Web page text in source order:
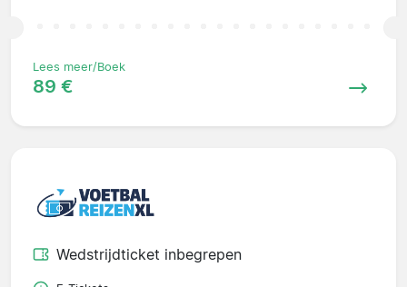
Lees meer/Boek
89 €
Wedstrijdticket inbegrepen